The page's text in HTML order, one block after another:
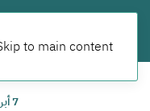
to main content
7 أبريل, 2020